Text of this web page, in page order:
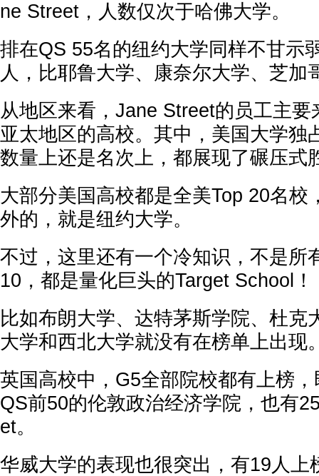
ne Street，人数仅次于哈佛大学。
排在QS 55名的纽约大学同样不甘示
人，比耶鲁大学、康奈尔大学、芝加
从地区来看，Jane Street的员工主要
亚太地区的高校。其中，美国大学独
数量上还是名次上，都展现了碾压式
大部分美国高校都是全美Top 20名校
外的，就是纽约大学。
不过，这里还有一个冷知识，不是所
10，都是量化巨头的Target School！
比如布朗大学、达特茅斯学院、杜克
大学和西北大学就没有在榜单上出现
英国高校中，G5全部院校都有上榜
QS前50的伦敦政治经济学院，也有
et。
华威大学的表现也很突出，有19人上